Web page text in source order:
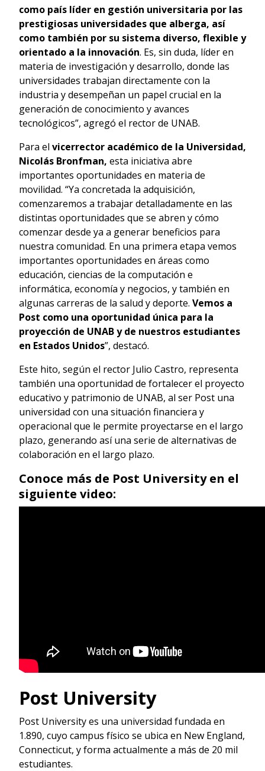
como país líder en gestión universitaria por las
prestigiosas universidades que alberga, así
como también por su sistema diverso, flexible y
orientado a la innovación. Es, sin duda, líder en
materia de investigación y desarrollo, donde las
universidades trabajan directamente con la
industria y desempeñan un papel crucial en la
generación de conocimiento y avances
tecnológicos”, agregó el rector de UNAB.
Para el vicerrector académico de la Universidad,
Nicolás Bronfman, esta iniciativa abre
importantes oportunidades en materia de
movilidad. “Ya concretada la adquisición,
comenzaremos a trabajar detalladamente en las
distintas oportunidades que se abren y cómo
comenzar desde ya a generar beneficios para
nuestra comunidad. En una primera etapa vemos
importantes oportunidades en áreas como
educación, ciencias de la computación e
informática, economía y negocios, y también en
algunas carreras de la salud y deporte. Vemos a
Post como una oportunidad única para la
proyección de UNAB y de nuestros estudiantes
en Estados Unidos”, destacó.
Este hito, según el rector Julio Castro, representa
también una oportunidad de fortalecer el proyecto
educativo y patrimonio de UNAB, al ser Post una
universidad con una situación financiera y
operacional que le permite proyectarse en el largo
plazo, generando así una serie de alternativas de
colaboración en el largo plazo.
Conoce más de Post University en el
siguiente video:
Post University
Post University es una universidad fundada en
1.890, cuyo campus físico se ubica en New England,
Connecticut, y forma actualmente a más de 20 mil
estudiantes.